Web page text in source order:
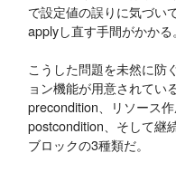
で設定値の誤りに気づい
applyし直す手間がかかる。
こうした問題を未然に防
ョン機能が用意されてい
precondition、リソース
postcondition、そして継
ブロックの3種類だ。